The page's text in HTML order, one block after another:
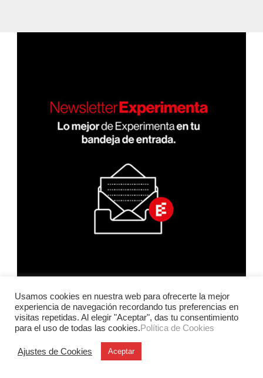
Usamos cookies en nuestra web para ofrecerte la mejor
experiencia de navegación recordando tus preferencias en
visitas repetidas. Al elegir "Aceptar", das tu consentimiento
para el uso de todas las cookies.Política de Cookies
Ajustes de Cookies Aceptar